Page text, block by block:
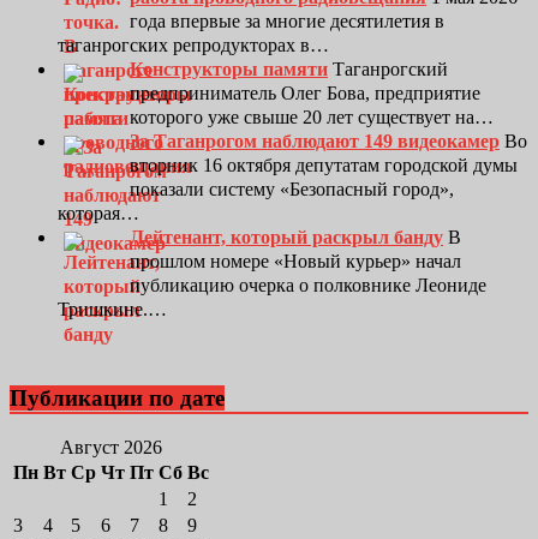
года впервые за многие десятилетия в
таганрогских репродукторах в…
Конструкторы памяти Таганрогский
предприниматель Олег Бова, предприятие
которого уже свыше 20 лет существует на…
За Таганрогом наблюдают 149 видеокамер Во
вторник 16 октября депутатам городской думы
показали систему «Безопасный город»,
которая…
Лейтенант, который раскрыл банду В
прошлом номере «Новый курьер» начал
публикацию очерка о полковнике Леониде
Тришкине.…
Публикации по дате
Август 2026
Пн Вт Ср Чт Пт Сб Вс
1
2
3
4 5 6 7 8
9